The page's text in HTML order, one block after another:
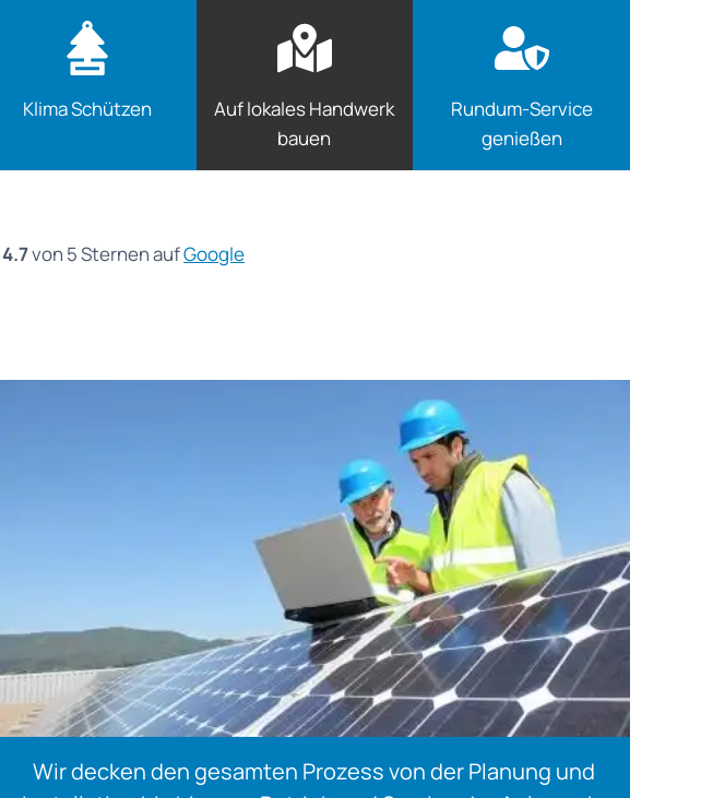
Klima Schützen
Auf lokales Handwerk
bauen
Rundum-Service
genießen
4.7von 5 Sternen aufGoogle
Wir decken den gesamten Prozess von der Planung und